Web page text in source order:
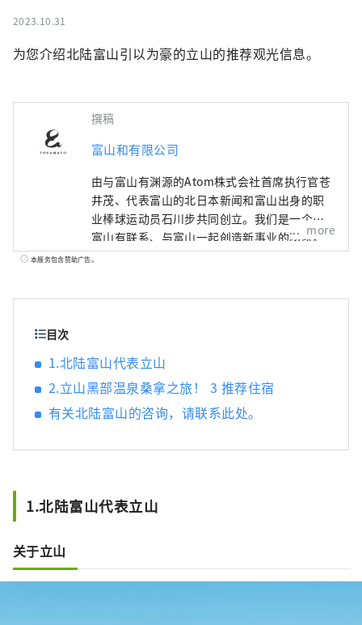
2023.10.31
为您介绍北陆富山引以为豪的立山的推荐观光信息。
撰稿
富山和有限公司
由与富山有渊源的Atom株式会社首席执行官苍
井茂、代表富山的北日本新闻和富山出身的职
业棒球运动员石川步共同创立。我们是一个与
富山有联系、与富山一起创造新事业的团队。
如果将“地区振兴”定义为利用日本各地区的
根结底，主角是“人”，我相信多元化的人混
合在一起会增强富山的吸引力。
more
本服务包含赞助广告。
目次
1.北陆富山代表立山
2.立山黑部温泉桑拿之旅！ 3 推荐住宿
有关北陆富山的咨询，请联系此处。
1.北陆富山代表立山
关于立山